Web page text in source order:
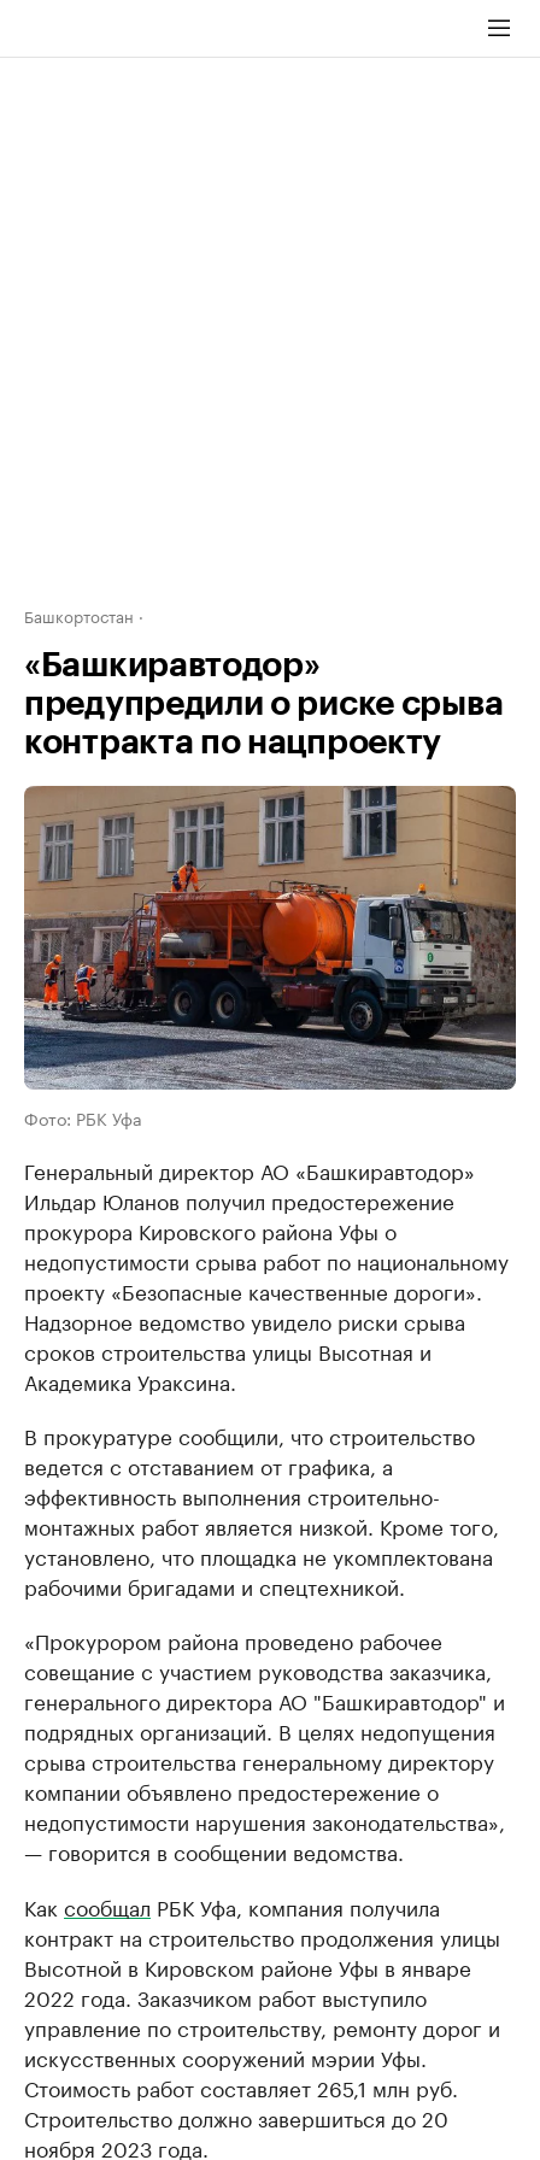
Башкортостан
«Башкиравтодор»
предупредили о риске срыва
контракта по нацпроекту
Фото: РБК Уфа
Генеральный директор АО «Башкиравтодор»
Ильдар Юланов получил предостережение
прокурора Кировского района Уфы о
недопустимости срыва работ по национальному
проекту «Безопасные качественные дороги».
Надзорное ведомство увидело риски срыва
сроков строительства улицы Высотная и
Академика Ураксина.
В прокуратуре сообщили, что строительство
ведется с отставанием от графика, а
эффективность выполнения строительно-
монтажных работ является низкой. Кроме того,
установлено, что площадка не укомплектована
рабочими бригадами и спецтехникой.
«Прокурором района проведено рабочее
совещание с участием руководства заказчика,
генерального директора АО "Башкиравтодор" и
подрядных организаций. В целях недопущения
срыва строительства генеральному директору
компании объявлено предостережение о
недопустимости нарушения законодательства»,
— говорится в сообщении ведомства.
Как сообщал РБК Уфа, компания получила
контракт на строительство продолжения улицы
Высотной в Кировском районе Уфы в январе
2022 года. Заказчиком работ выступило
управление по строительству, ремонту дорог и
искусственных сооружений мэрии Уфы.
Стоимость работ составляет 265,1 млн руб.
Строительство должно завершиться до 20
ноября 2023 года.